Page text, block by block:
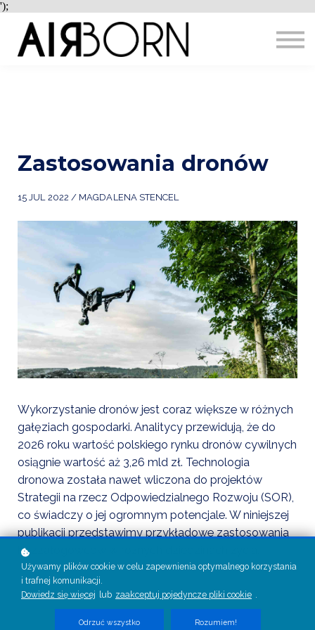
');
DOTACJE
MIASTA
KONTAKT
Zastosowania dronów
15 JUL 2022 / MAGDALENA STENCEL
Wykorzystanie dronów jest coraz większe w różnych
gałęziach gospodarki. Analitycy przewidują, że do
2026 roku wartość polskiego rynku dronów cywilnych
osiągnie wartość aż 3,26 mld zł. Technologia
dronowa została nawet wliczona do projektów
Strategii na rzecz Odpowiedzialnego Rozwoju (SOR),
co świadczy o jej ogromnym potencjale. W niniejszej
publikacji przedstawimy przykładowe zastosowania
bezzałogowców w różnych dziedzinach życia.
Używamy plików cookie w celu zapewnienia optymalnego korzystania
i trafnej komunikacji.
Dowiedz się więcej lub zaakceptuj pojedyncze pliki cookie .
Odrzuć wszystko Rozumiem!